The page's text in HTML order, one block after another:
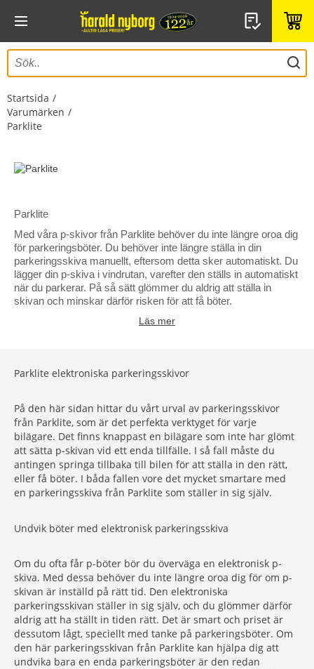
Startsida
Varumärken
Parklite
Parklite
Med våra p-skivor från Parklite behöver du inte längre oroa dig
för parkeringsböter. Du behöver inte längre ställa in din
parkeringsskiva manuellt, eftersom detta sker automatiskt. Du
lägger din p-skiva i vindrutan, varefter den ställs in automatiskt
när du parkerar. På så sätt glömmer du aldrig att ställa in
skivan och minskar därför risken för att få böter.
Läs mer
Parklite elektroniska parkeringsskivor
På den här sidan hittar du vårt urval av parkeringsskivor
från Parklite, som är det perfekta verktyget för varje
bilägare. Det finns knappast en bilägare som inte har glömt
att sätta p-skivan vid ett enda tillfälle. I så fall måste du
antingen springa tillbaka till bilen för att ställa in den rätt,
eller få böter. I båda fallen vore det mycket smartare med
en parkeringsskiva från Parklite som ställer in sig själv.
Undvik böter med elektronisk parkeringsskiva
Om du ofta får p-böter bör du överväga en elektronisk p-
skiva. Med dessa behöver du inte längre oroa dig för om p-
skivan är inställd på rätt tid. Den elektroniska
parkeringsskivan ställer in sig själv, och du glömmer därför
aldrig att ha ställt in tiden rätt. Det är smart och priset är
dessutom lågt, speciellt med tanke på parkeringsböter. Om
den här parkeringsskivan från Parklite kan hjälpa dig att
undvika bara en enda parkeringsböter är den redan